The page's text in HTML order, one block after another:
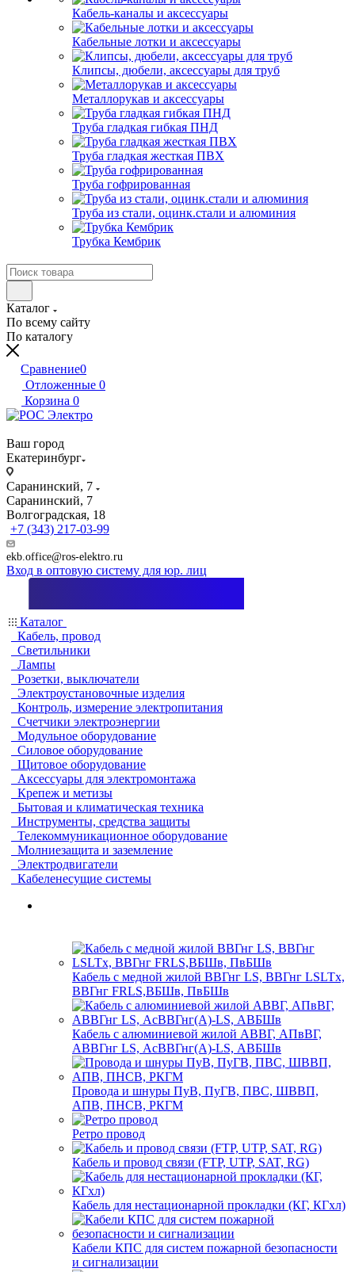
Кабель-каналы и аксессуары
Кабельные лотки и аксессуары
Клипсы, дюбели, аксессуары для труб
Металлорукав и аксессуары
Труба гладкая гибкая ПНД
Труба гладкая жесткая ПВХ
Труба гофрированная
Труба из стали, оцинк.стали и алюминия
Трубка Кембрик
Каталог
По всему сайту
По каталогу
Сравнение0
Отложенные 0
Корзина 0
Ваш город
Екатеринбург
Саранинский, 7
Саранинский, 7
Волгоградская, 18
+7 (343) 217-03-99
ekb.office@ros-elektro.ru
Вход в оптовую систему для юр. лиц
Каталог
Кабель, провод
Светильники
Лампы
Розетки, выключатели
Электроустановочные изделия
Контроль, измерение электропитания
Счетчики электроэнергии
Модульное оборудование
Силовое оборудование
Щитовое оборудование
Аксессуары для электромонтажа
Крепеж и метизы
Бытовая и климатическая техника
Инструменты, средства защиты
Телекоммуникационное оборудование
Молниезащита и заземление
Электродвигатели
Кабеленесущие системы
Кабель с медной жилой ВВГнг LS, ВВГнг LSLTx,
ВВГнг FRLS,ВБШв, ПвБШв
Кабель с алюминиевой жилой АВВГ, АПвВГ,
АВВГнг LS, АсВВГнг(А)-LS, АВБШв
Провода и шнуры ПуВ, ПуГВ, ПВС, ШВВП,
АПВ, ПНСВ, РКГМ
Ретро провод
Кабель и провод связи (FTP, UTP, SAT, RG)
Кабель для нестационарной прокладки (КГ, КГхл)
Кабели КПС для систем пожарной безопасности
и сигнализации